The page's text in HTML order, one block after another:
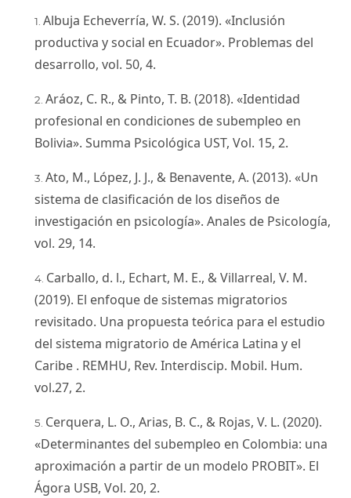
Albuja Echeverría, W. S. (2019). «Inclusión
productiva y social en Ecuador». Problemas del
desarrollo, vol. 50, 4.
Aráoz, C. R., & Pinto, T. B. (2018). «Identidad
profesional en condiciones de subempleo en
Bolivia». Summa Psicológica UST, Vol. 15, 2.
Ato, M., López, J. J., & Benavente, A. (2013). «Un
sistema de clasificación de los diseños de
investigación en psicología». Anales de Psicología,
vol. 29, 14.
Carballo, d. l., Echart, M. E., & Villarreal, V. M.
(2019). El enfoque de sistemas migratorios
revisitado. Una propuesta teórica para el estudio
del sistema migratorio de América Latina y el
Caribe . REMHU, Rev. Interdiscip. Mobil. Hum.
vol.27, 2.
Cerquera, L. O., Arias, B. C., & Rojas, V. L. (2020).
«Determinantes del subempleo en Colombia: una
aproximación a partir de un modelo PROBIT». El
Ágora USB, Vol. 20, 2.